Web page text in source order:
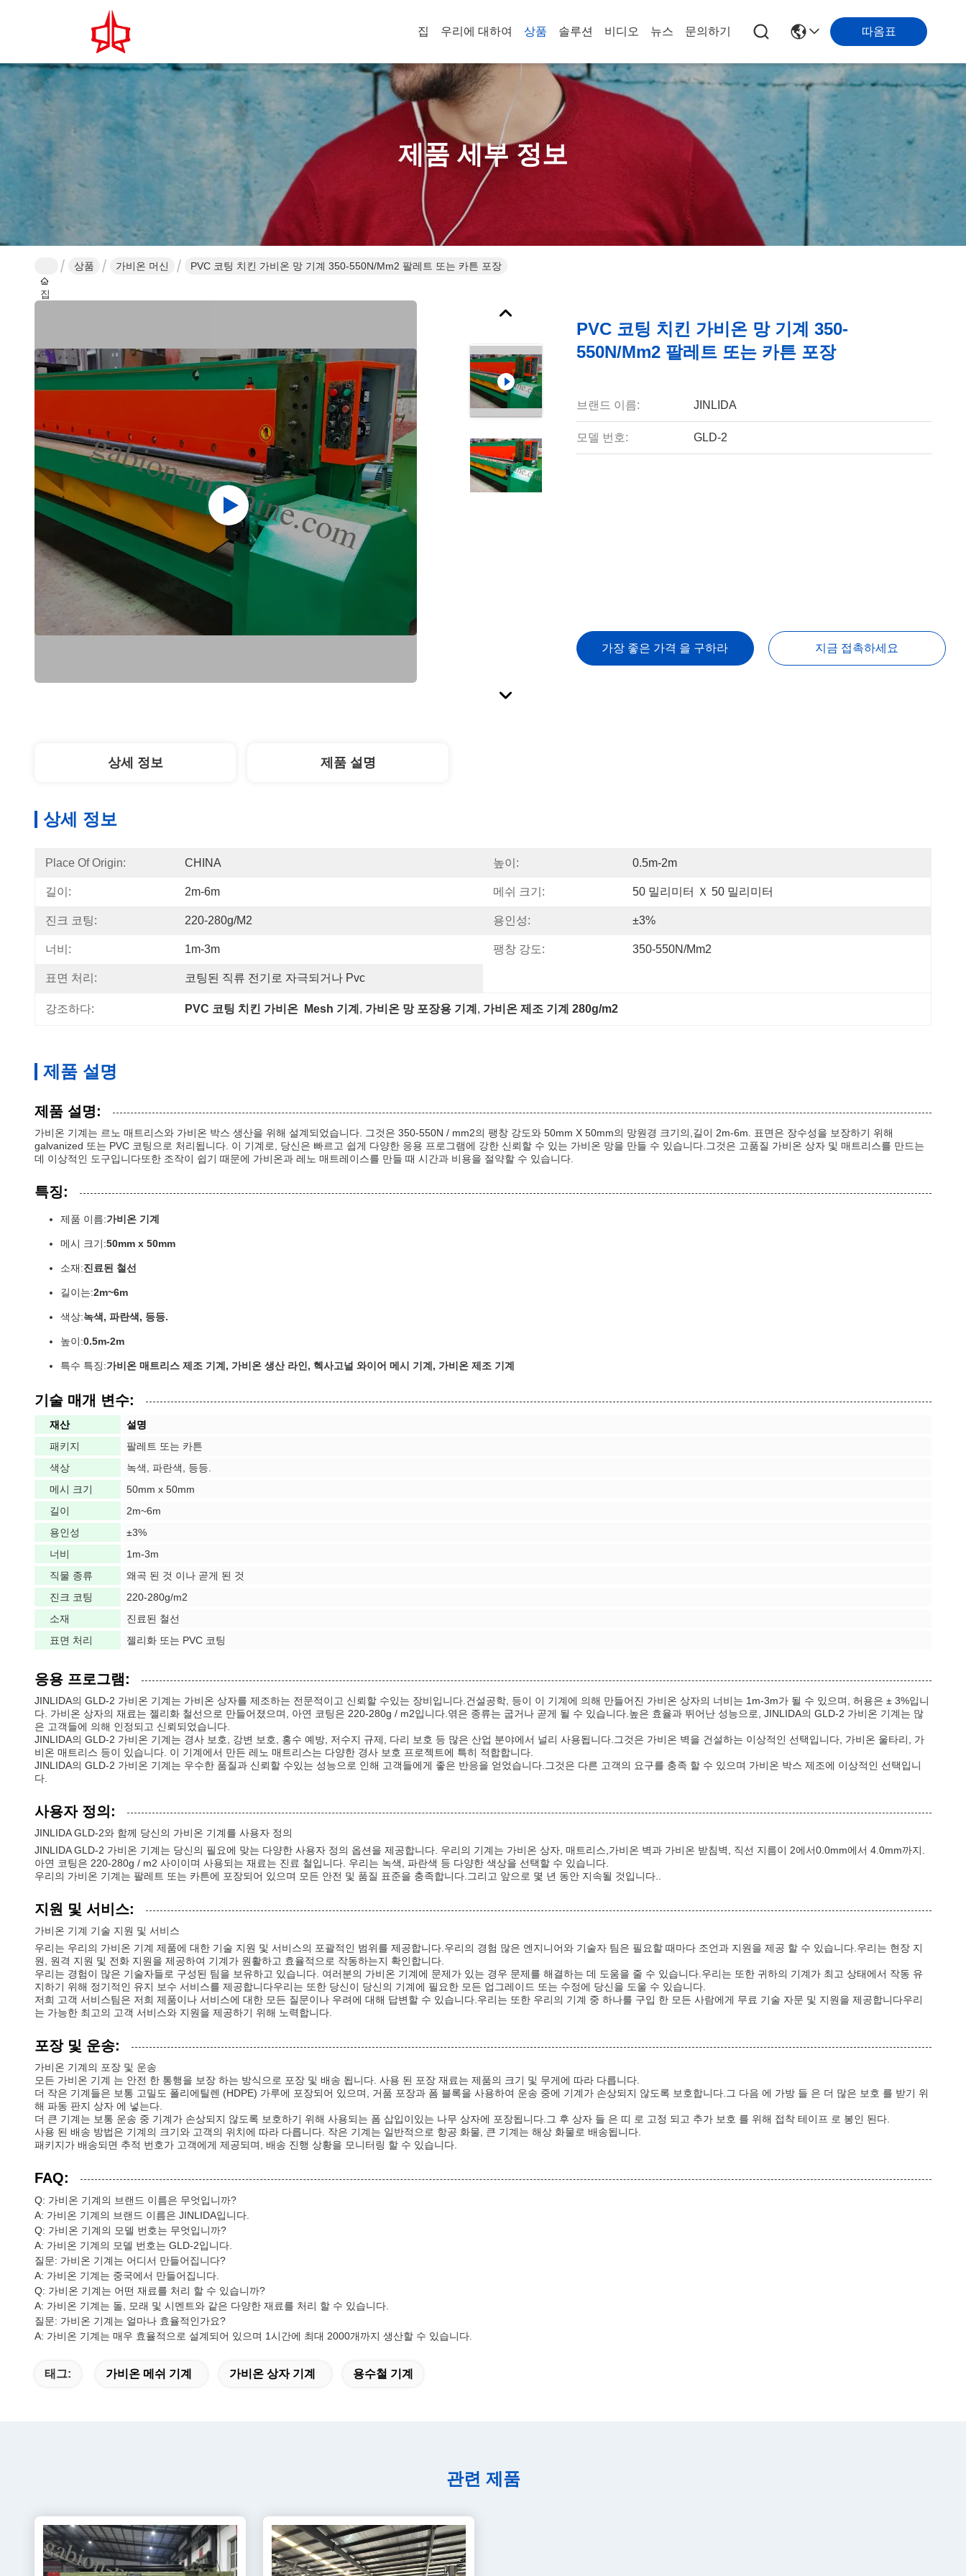
집 우리에 대하여 상품 솔루션 비디오 뉴스 문의하기 따옴표
제품 세부 정보
집
상품 가비온 머신 PVC 코팅 치킨 가비온 망 기계 350-550N/Mm2 팔레트 또는 카튼 포장
PVC 코팅 치킨 가비온 망 기계 350-
550N/Mm2 팔레트 또는 카튼 포장
브랜드 이름: JINLIDA
모델 번호: GLD-2
가장 좋은 가격 을 구하라 지금 접촉하세요
상세 정보 제품 설명
상세 정보
Place Of Origin: CHINA 높이: 0.5m-2m
길이: 2m-6m 메쉬 크기: 50 밀리미터 Ｘ 50 밀리미터
진크 코팅: 220-280g/m2 용인성: ±3%
너비: 1m-3m 팽창 강도: 350-550N/mm2
표면 처리: 코팅된 직류 전기로 자극되거나 Pvc
강조하다: PVC 코팅 치킨 가비온  Mesh 기계 , 가비온 망 포장용 기계 , 가비온 제조 기계 280g/m2
제품 설명
제품 설명:
가비온 기계는 르노 매트리스와 가비온 박스 생산을 위해 설계되었습니다. 그것은 350-550N / mm2의 팽창 강도와 50mm X 50mm의 망원경 크기의,길이 2m-6m. 표면은 장수성을 보장하기 위해
galvanized 또는 PVC 코팅으로 처리됩니다. 이 기계로, 당신은 빠르고 쉽게 다양한 응용 프로그램에 강한 신뢰할 수 있는 가비온 망을 만들 수 있습니다.그것은 고품질 가비온 상자 및 매트리스를 만드는
데 이상적인 도구입니다또한 조작이 쉽기 때문에 가비온과 레노 매트레이스를 만들 때 시간과 비용을 절약할 수 있습니다.
특징:
제품 이름:가비온 기계
메시 크기:50mm x 50mm
소재:진료된 철선
길이는:2m~6m
색상:녹색, 파란색, 등등.
높이:0.5m-2m
특수 특징:가비온 매트리스 제조 기계, 가비온 생산 라인, 헥사고널 와이어 메시 기계, 가비온 제조 기계
기술 매개 변수:
재산
설명
패키지
팔레트 또는 카튼
색상
녹색, 파란색, 등등.
메시 크기
50mm x 50mm
길이
2m~6m
용인성
±3%
너비
1m-3m
직물 종류
왜곡 된 것 이나 곧게 된 것
진크 코팅
220-280g/m2
소재
진료된 철선
표면 처리
젤리화 또는 PVC 코팅
응용 프로그램:
JINLIDA의 GLD-2 가비온 기계는 가비온 상자를 제조하는 전문적이고 신뢰할 수있는 장비입니다.건설공학, 등이 이 기계에 의해 만들어진 가비온 상자의 너비는 1m-3m가 될 수 있으며, 허용은 ± 3%입니
다. 가비온 상자의 재료는 젤리화 철선으로 만들어졌으며, 아연 코팅은 220-280g / m2입니다.엮은 종류는 굽거나 곧게 될 수 있습니다.높은 효율과 뛰어난 성능으로, JINLIDA의 GLD-2 가비온 기계는 많
은 고객들에 의해 인정되고 신뢰되었습니다.
JINLIDA의 GLD-2 가비온 기계는 경사 보호, 강변 보호, 홍수 예방, 저수지 규제, 다리 보호 등 많은 산업 분야에서 널리 사용됩니다.그것은 가비온 벽을 건설하는 이상적인 선택입니다, 가비온 울타리, 가
비온 매트리스 등이 있습니다. 이 기계에서 만든 레노 매트리스는 다양한 경사 보호 프로젝트에 특히 적합합니다.
JINLIDA의 GLD-2 가비온 기계는 우수한 품질과 신뢰할 수있는 성능으로 인해 고객들에게 좋은 반응을 얻었습니다.그것은 다른 고객의 요구를 충족 할 수 있으며 가비온 박스 제조에 이상적인 선택입니
다.
사용자 정의:
JINLIDA GLD-2와 함께 당신의 가비온 기계를 사용자 정의
JINLIDA GLD-2 가비온 기계는 당신의 필요에 맞는 다양한 사용자 정의 옵션을 제공합니다. 우리의 기계는 가비온 상자, 매트리스,가비온 벽과 가비온 받침벽, 직선 지름이 2에서0.0mm에서 4.0mm까지.
아연 코팅은 220-280g / m2 사이이며 사용되는 재료는 진료 철입니다. 우리는 녹색, 파란색 등 다양한 색상을 선택할 수 있습니다.
우리의 가비온 기계는 팔레트 또는 카튼에 포장되어 있으며 모든 안전 및 품질 표준을 충족합니다.그리고 앞으로 몇 년 동안 지속될 것입니다..
지원 및 서비스:
가비온 기계 기술 지원 및 서비스
우리는 우리의 가비온 기계 제품에 대한 기술 지원 및 서비스의 포괄적인 범위를 제공합니다.우리의 경험 많은 엔지니어와 기술자 팀은 필요할 때마다 조언과 지원을 제공 할 수 있습니다.우리는 현장 지
원, 원격 지원 및 전화 지원을 제공하여 기계가 원활하고 효율적으로 작동하는지 확인합니다.
우리는 경험이 많은 기술자들로 구성된 팀을 보유하고 있습니다. 여러분의 가비온 기계에 문제가 있는 경우 문제를 해결하는 데 도움을 줄 수 있습니다.우리는 또한 귀하의 기계가 최고 상태에서 작동 유
지하기 위해 정기적인 유지 보수 서비스를 제공합니다우리는 또한 당신이 당신의 기계에 필요한 모든 업그레이드 또는 수정에 당신을 도울 수 있습니다.
저희 고객 서비스팀은 저희 제품이나 서비스에 대한 모든 질문이나 우려에 대해 답변할 수 있습니다.우리는 또한 우리의 기계 중 하나를 구입 한 모든 사람에게 무료 기술 자문 및 지원을 제공합니다우리
는 가능한 최고의 고객 서비스와 지원을 제공하기 위해 노력합니다.
포장 및 운송:
가비온 기계의 포장 및 운송
모든 가비온 기계 는 안전 한 통행을 보장 하는 방식으로 포장 및 배송 됩니다. 사용 된 포장 재료는 제품의 크기 및 무게에 따라 다릅니다.
더 작은 기계들은 보통 고밀도 폴리에틸렌 (HDPE) 가루에 포장되어 있으며, 거품 포장과 폼 블록을 사용하여 운송 중에 기계가 손상되지 않도록 보호합니다.그 다음 에 가방 들 은 더 많은 보호 를 받기 위
해 파동 판지 상자 에 넣는다.
더 큰 기계는 보통 운송 중 기계가 손상되지 않도록 보호하기 위해 사용되는 폼 삽입이있는 나무 상자에 포장됩니다.그 후 상자 들 은 띠 로 고정 되고 추가 보호 를 위해 접착 테이프 로 봉인 된다.
사용 된 배송 방법은 기계의 크기와 고객의 위치에 따라 다릅니다. 작은 기계는 일반적으로 항공 화물, 큰 기계는 해상 화물로 배송됩니다.
패키지가 배송되면 추적 번호가 고객에게 제공되며, 배송 진행 상황을 모니터링 할 수 있습니다.
FAQ:
Q: 가비온 기계의 브랜드 이름은 무엇입니까?
A: 가비온 기계의 브랜드 이름은 JINLIDA입니다.
Q: 가비온 기계의 모델 번호는 무엇입니까?
A: 가비온 기계의 모델 번호는 GLD-2입니다.
질문: 가비온 기계는 어디서 만들어집니다?
A: 가비온 기계는 중국에서 만들어집니다.
Q: 가비온 기계는 어떤 재료를 처리 할 수 있습니까?
A: 가비온 기계는 돌, 모래 및 시멘트와 같은 다양한 재료를 처리 할 수 있습니다.
질문: 가비온 기계는 얼마나 효율적인가요?
A: 가비온 기계는 매우 효율적으로 설계되어 있으며 1시간에 최대 2000개까지 생산할 수 있습니다.
태그: 가비온 메쉬 기계 가비온 상자 기계 용수철 기계
관련 제품